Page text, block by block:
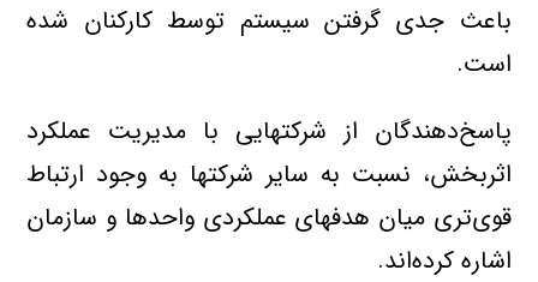
باعث جدي گرفتن سيستم توسط كاركنان شده
است.
پاسخ‌دهندگان از شركتهايي با مديريت عملكرد
اثربخش، نسبت به ساير شركتها به وجود ارتباط
قوي‌تري ميان هدفهاي عملكردي واحدها و سازمان
اشاره كرده‌اند.